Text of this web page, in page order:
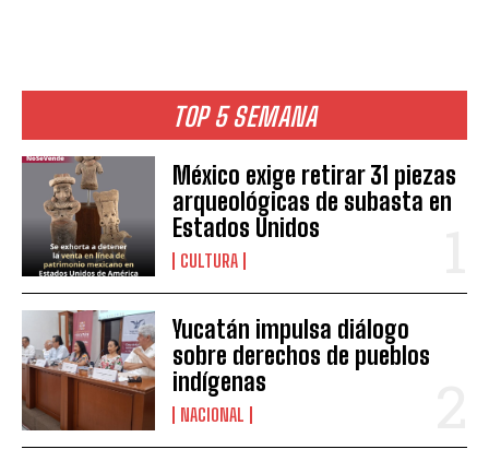
TOP 5 SEMANA
México exige retirar 31 piezas
arqueológicas de subasta en
Estados Unidos
CULTURA
Yucatán impulsa diálogo
sobre derechos de pueblos
indígenas
NACIONAL